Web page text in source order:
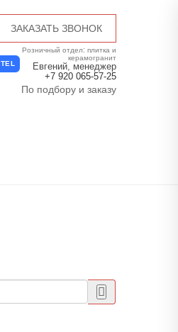
ЗАКАЗАТЬ ЗВОНОК
TEL
Розничный отдел: плитка и
керамогранит
Евгений, менеджер
+7 920 065-57-25
По подбору и заказу